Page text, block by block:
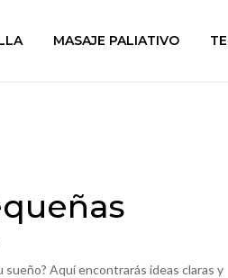
MASAJE PALIATIVO
Aquí encontrarás ideas claras y